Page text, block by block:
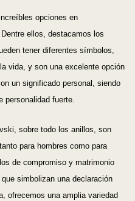
opciones en
ellos, destacamos los
tener diferentes símbolos,
vida, y son una excelente opción
un significado personal, siendo
personalidad fuerte.
sobre todo los anillos, son
para hombres como para
de compromiso y matrimonio
simbolizan una declaración
ofrecemos una amplia variedad